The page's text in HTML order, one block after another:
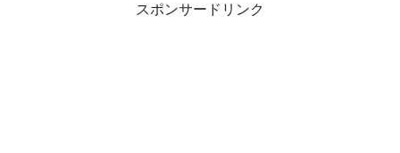
スポンサードリンク